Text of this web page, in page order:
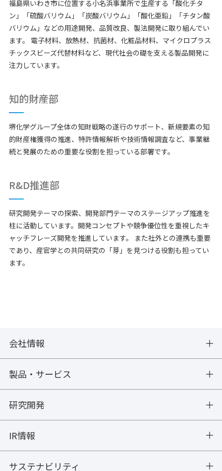
福島県いわき市に位置する小名浜事業所で生産する「酸化チタ
ン」「硫酸バリウム」「炭酸バリウム」「酸化亜鉛」「チタン酸
バリウム」などの用途開発、品質改良、製法開発に取り組んでい
ます。
電子材料、放熱材、抗菌材、化粧品材料、マイクロプラス
チックスビーズ代替材料など、現代社会の礎を支える製品開発に
注力しています。
知的財産部
堺化学グループ全体の知財戦略の遂行のサポート、新規要素の知
的財産権獲得の推進、特許情報解析や技術情報調査など、事業継
続と発展のための重要な役割を担っている部署です。
R&D推進部
研究開発テーマの探索、開発部門テーマのステージアップ推進を
柱に活動しています。開発コンセプトや競争優位性を重視したキ
ャッチフレーズ開発を推進しています。
また社外との連携も重要
であり、産官学との共同研究の「芽」を見つける役割も担ってい
ます。
会社情報
製品・サービス
研究開発
IR情報
サステナビリティ